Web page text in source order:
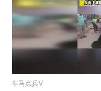
车马点兵V